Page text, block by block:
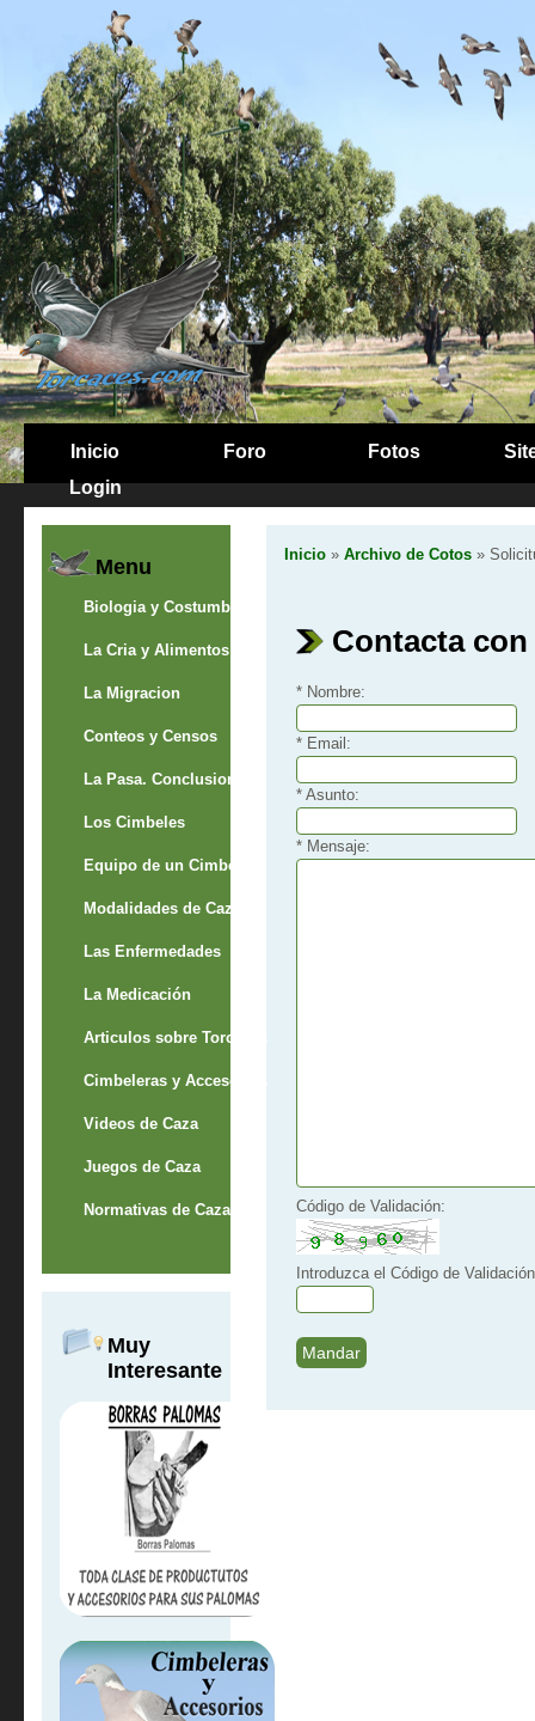
Inicio Foro Fotos
Login
Menu
Biologia y Costumbres
La Cria y Alimentos
La Migracion
Conteos y Censos
La Pasa. Conclusion
Los Cimbeles
Equipo de un Cimbelero
Modalidades de Caza
Las Enfermedades
La Medicación
Articulos sobre Torcaces
Cimbeleras y Accesorios
Videos de Caza
Juegos de Caza
Normativas de Caza
Muy
Interesante
Inicio» Archivo de Cotos»
Contacta
* Nombre:
* Email:
* Asunto:
* Mensaje:
Código de Validación:
Introduzca el Código de